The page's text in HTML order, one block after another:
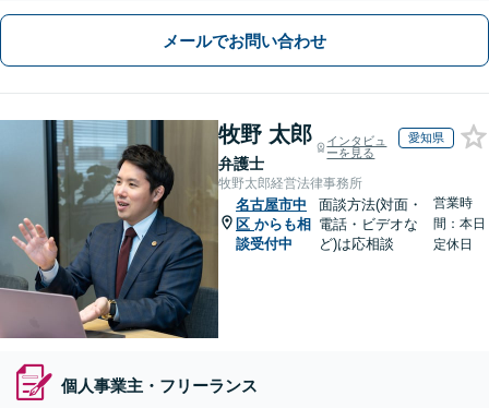
メールでお問い合わせ
牧野 太郎
弁護士
インタビュ
ーを見る
愛知県
牧野太郎経営法律事務所
名古屋市中
区 からも相
談受付中
面談方法(対面・
電話・ビデオな
ど)は応相談
営業時
間：本日
定休日
個人事業主・フリーランス